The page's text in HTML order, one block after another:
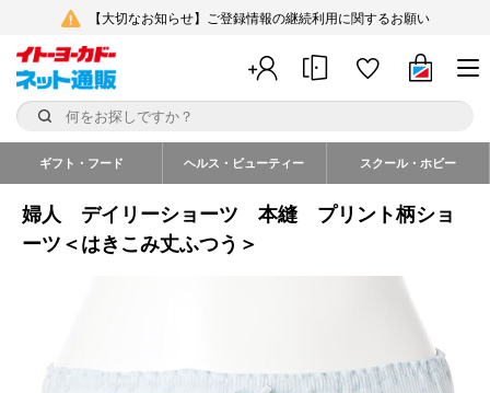
【大切なお知らせ】ご登録情報の継続利用に関するお願い
ギフト・フード ヘルス・ビューティー スクール・ホビー
婦人 デイリーショーツ 本縫 プリント柄ショ
ーツ＜はきこみ丈ふつう＞